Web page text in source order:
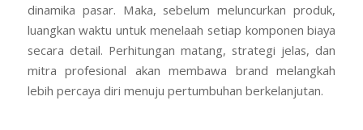
dinamika pasar. Maka, sebelum meluncurkan produk,
luangkan waktu untuk menelaah setiap komponen biaya
secara detail. Perhitungan matang, strategi jelas, dan
mitra profesional akan membawa brand melangkah
lebih percaya diri menuju pertumbuhan berkelanjutan.